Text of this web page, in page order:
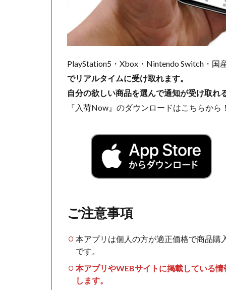
PlayStation5・Xbox・Nintendo Switch・国
でリアルタイムに受け取れます。
自分の欲しい商品を選んで通知が受け取れ
『入荷Now』のダウンロードはこちらから
ご注意事項
本アプリは個人の方が適正価格で商品購
です。
本アプリやWEBサイトに掲載している
します。